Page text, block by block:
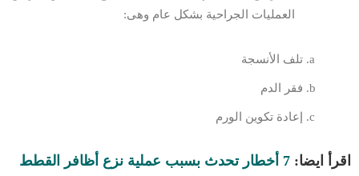
العمليات الجراحية بشكل عام وهى:
تلف الأنسجة
فقر الدم
إعادة تكوين الورم
اقرأ ايضا: 7 أخطار تحدث بسبب عملية نزع أظافر القطط